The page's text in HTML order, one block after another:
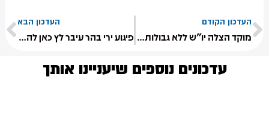
העדכון הקודם
מוקד הצלה יו"ש ללא גבולות עדכון
העדכון הבא
פיגוע ירי בהר עיבר לץ כאן להמשך הידיעה
עדכונים נוספים שיעניינו אותך